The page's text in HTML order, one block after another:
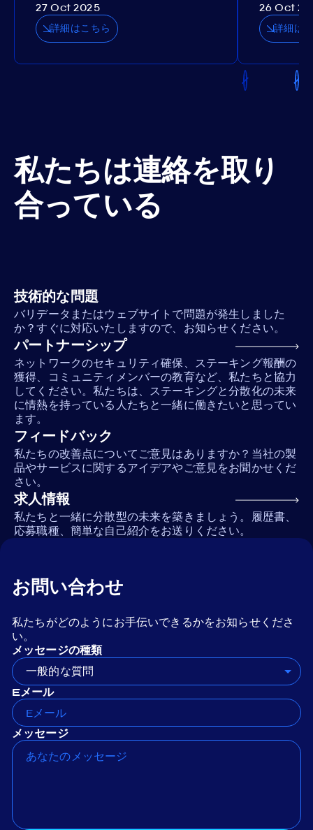
27 Oct 2025
詳細はこちら
26 Oct
詳細は
私たちは連絡を取り
合っている
技術的な問題
バリデータまたはウェブサイトで問題が発生しました
か？すぐに対応いたしますので、お知らせください。
パートナーシップ
ネットワークのセキュリティ確保、ステーキング報酬の
獲得、コミュニティメンバーの教育など、私たちと協力
してください。私たちは、ステーキングと分散化の未来
に情熱を持っている人たちと一緒に働きたいと思ってい
ます。
フィードバック
私たちの改善点についてご意見はありますか？当社の製
品やサービスに関するアイデアやご意見をお聞かせくだ
さい。
求人情報
私たちと一緒に分散型の未来を築きましょう。履歴書、
応募職種、簡単な自己紹介をお送りください。
お問い合わせ
私たちがどのようにお手伝いできるかをお知らせくださ
い。
メッセージの種類
一般的な質問
Eメール
メッセージ